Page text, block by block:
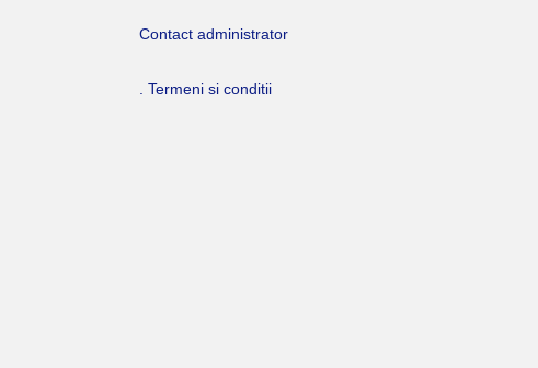
Contact administrator
. Termeni si conditii